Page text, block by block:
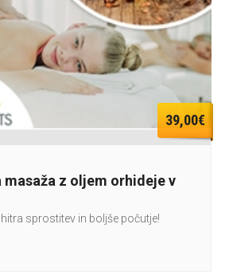
39,00€
masaža z oljem orhideje v
sprostitev in boljše počutje!